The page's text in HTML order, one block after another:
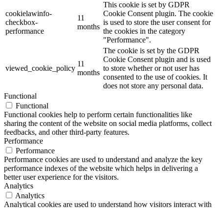
cookielawinfo-
checkbox-
performance
11
months
This cookie is set by GDPR
Cookie Consent plugin. The cookie
is used to store the user consent for
the cookies in the category
"Performance".
viewed_cookie_policy
11
months
The cookie is set by the GDPR
Cookie Consent plugin and is used
to store whether or not user has
consented to the use of cookies. It
does not store any personal data.
Functional
Functional
Functional cookies help to perform certain functionalities like
sharing the content of the website on social media platforms, collect
feedbacks, and other third-party features.
Performance
Performance
Performance cookies are used to understand and analyze the key
performance indexes of the website which helps in delivering a
better user experience for the visitors.
Analytics
Analytics
Analytical cookies are used to understand how visitors interact with